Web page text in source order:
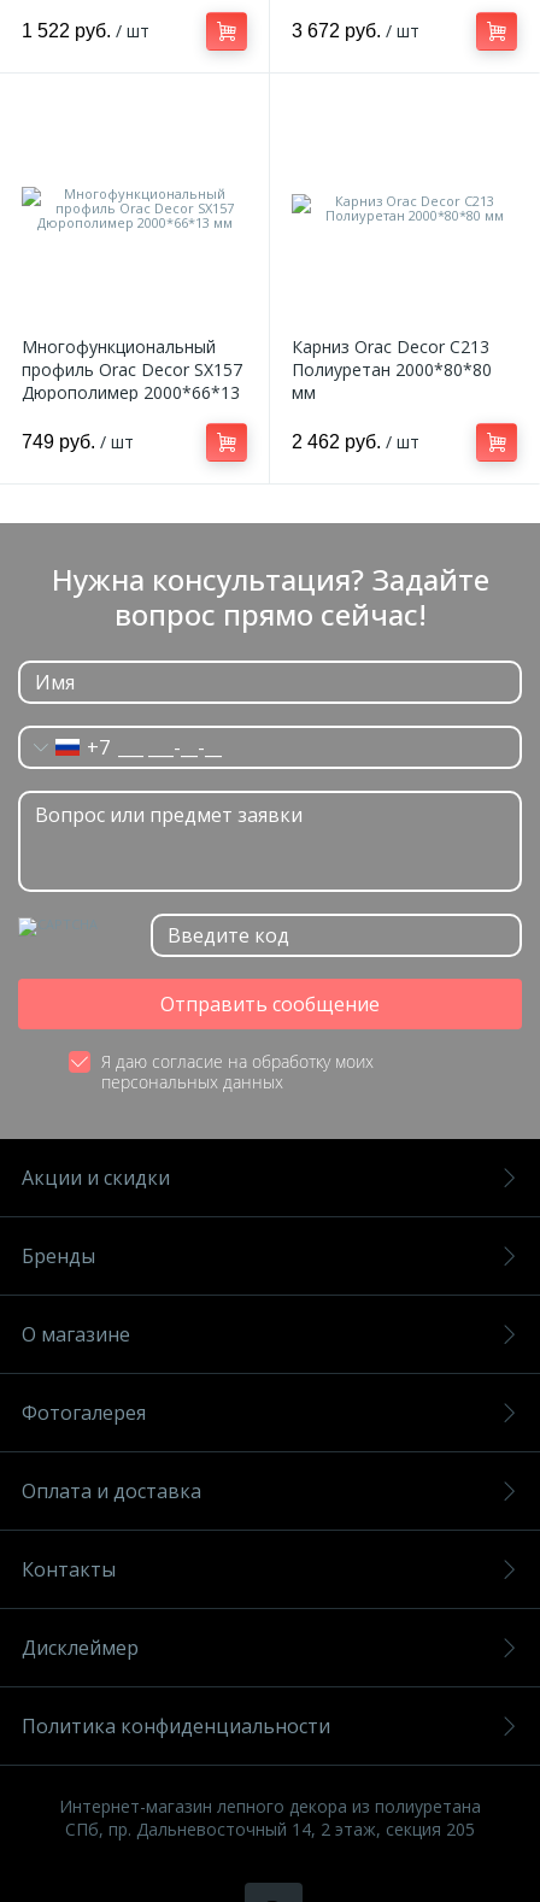
1 522 руб. / шт 3 672 руб. / шт
Многофункциональный
профиль Orac Decor SX157
Дюрополимер 2000*66*13
749 руб. / шт
Карниз Orac Decor C213
Полиуретан 2000*80*80
мм
2 462 руб. / шт
Нужна консультация? Задайте
вопрос прямо сейчас!
+7
Отправить сообщение
Я даю согласие на обработку моих
персональных данных
Акции и скидки
Бренды
О магазине
Фотогалерея
Оплата и доставка
Контакты
Дисклеймер
Политика конфиденциальности
Интернет-магазин лепного декора из полиуретана
СПб, пр. Дальневосточный 14, 2 этаж, секция 205